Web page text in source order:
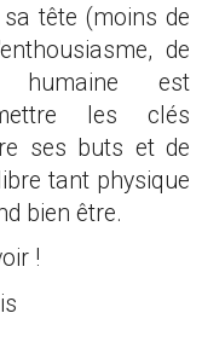
tête (moins de
de
humaine est
les clés
ses buts et de
tant physique
bien être.
!